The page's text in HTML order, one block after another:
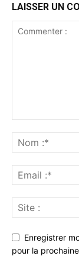
LAISSER UN
Enregistrer
pour la